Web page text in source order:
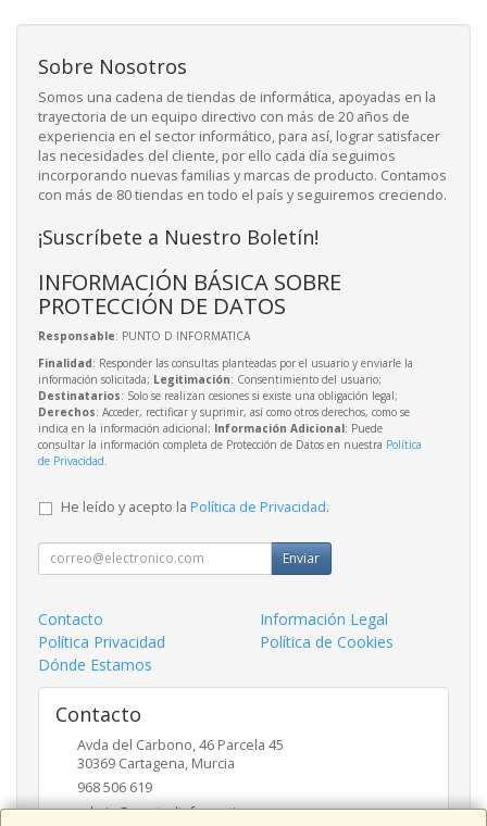
Sobre Nosotros
Somos una cadena de tiendas de informática, apoyadas en la
trayectoria de un equipo directivo con más de 20 años de
experiencia en el sector informático, para así, lograr satisfacer
las necesidades del cliente, por ello cada día seguimos
incorporando nuevas familias y marcas de producto. Contamos
con más de 80 tiendas en todo el país y seguiremos creciendo.
¡Suscríbete a Nuestro Boletín!
INFORMACIÓN BÁSICA SOBRE
PROTECCIÓN DE DATOS
Responsable: PUNTO D INFORMATICA
Finalidad: Responder las consultas planteadas por el usuario y enviarle la
información solicitada; Legitimación: Consentimiento del usuario;
Destinatarios: Solo se realizan cesiones si existe una obligación legal;
Derechos: Acceder, rectificar y suprimir, así como otros derechos, como se
indica en la información adicional; Información Adicional: Puede
consultar la información completa de Protección de Datos en nuestra Política
de Privacidad
He leído y acepto la Política de Privacidad.
Enviar
Contacto
Información Legal
Política Privacidad
Política de Cookies
Dónde Estamos
Contacto
Avda del Carbono, 46 Parcela 45
30369 Cartagena, Murcia
968 506 619
admin@puntodinformatica.com